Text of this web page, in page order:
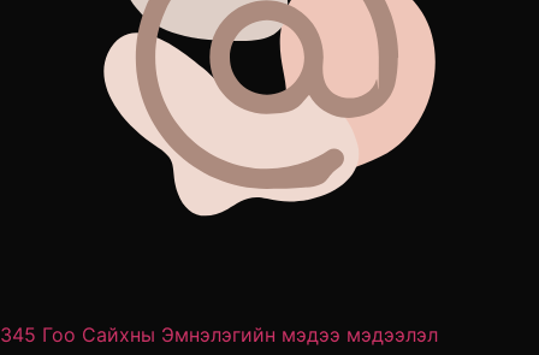
345 Гоо Сайхны Эмнэлэгийн мэдээ мэдээлэл